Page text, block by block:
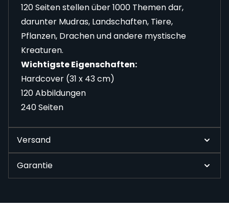
120 Seiten stellen über 1000 Themen dar,
darunter Mudras, Landschaften, Tiere,
Pflanzen, Drachen und andere mystische
Kreaturen.
Wichtigste Eigenschaften:
Hardcover (31 x 43 cm)
120 Abbildungen
240 Seiten
Versand
Garantie